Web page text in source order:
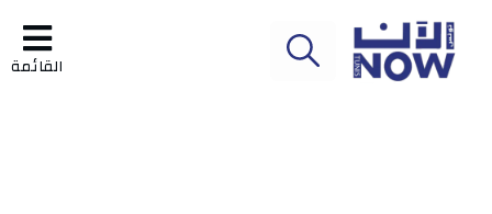
القائمة